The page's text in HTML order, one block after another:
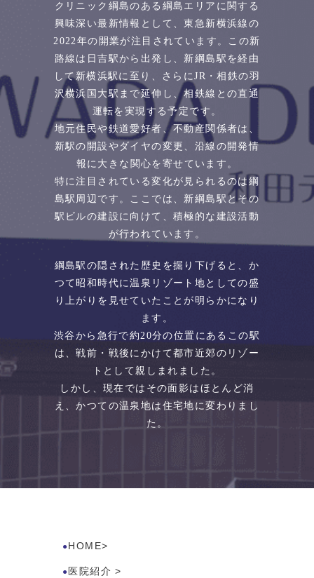
クリニック綱島のある綱島エリアに関する
興味深い最新情報として、東急新横浜線の
2022年の開業が注目されています。この新
路線は日吉駅から出発し、新綱島駅を経由
して新横浜駅に至り、さらにJR・相鉄の羽
沢横浜国大駅まで延伸し、相鉄線との直通
運転を実現する予定です。
地元住民や鉄道愛好者、不動産関係者は、
新駅の開設やダイヤの変更、沿線の開発情
報に大きな関心を寄せています。
特に注目されている変化が見られるのは綱
島駅周辺です。ここでは、新綱島駅とその
駅ビルの建設に向けて、積極的な建設活動
が行われています。
綱島駅の隠された歴史を掘り下げると、か
つて昭和時代に温泉リゾート地としての盛
り上がりを見せていたことが明らかになり
ます。
渋谷から急行で約20分の位置にあるこの駅
は、戦前・戦後にかけて都市近郊のリゾー
トとして親しまれました。
しかし、現在ではその面影はほとんど消
え、かつての温泉地は住宅地に変わりまし
た。
HOME>
医院紹介 >